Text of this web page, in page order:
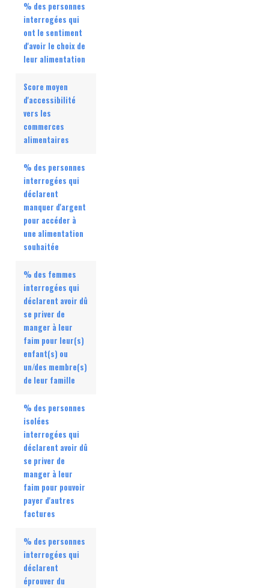
% des personnes
interrogées qui
ont le sentiment
d'avoir le choix de
leur alimentation
Score moyen
d'accessibilité
vers les
commerces
alimentaires
% des personnes
interrogées qui
déclarent
manquer d'argent
pour accéder à
une alimentation
souhaitée
% des femmes
interrogées qui
déclarent avoir dû
se priver de
manger à leur
faim pour leur(s)
enfant(s) ou
un/des membre(s)
de leur famille
% des personnes
isolées
interrogées qui
déclarent avoir dû
se priver de
manger à leur
faim pour pouvoir
payer d'autres
factures
% des personnes
interrogées qui
déclarent
éprouver du